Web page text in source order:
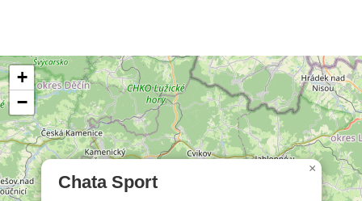
Chata Sport
×
+
−